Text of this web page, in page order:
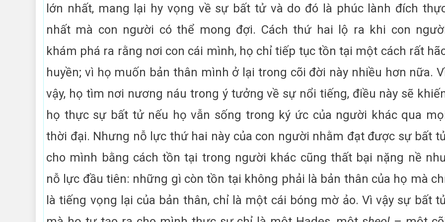
lớn nhất, mang lại hy vọng về sự bất tử và do đó là phúc lành đích
nhất mà con người có thể mong đợi. Cách thứ hai lộ ra khi con
khám phá ra rằng nơi con cái mình, họ chỉ tiếp tục tồn tại một cách rất
huyền; vì họ muốn bản thân mình ở lại trong cõi đời này nhiều hơn nữa.
vậy, họ tìm nơi nương náu trong ý tưởng về sự nổi tiếng, điều này sẽ
họ thực sự bất tử nếu họ vẫn sống trong ký ức của người khác qua
thời đại. Nhưng nỗ lực thứ hai này của con người nhằm đạt được sự bất
cho mình bằng cách tồn tại trong người khác cũng thất bại nặng nề
nỗ lực đầu tiên: những gì còn tồn tại không phải là bản thân của họ mà
là tiếng vọng lại của bản thân, chỉ là một cái bóng mờ ảo. Vì vậy sự bất